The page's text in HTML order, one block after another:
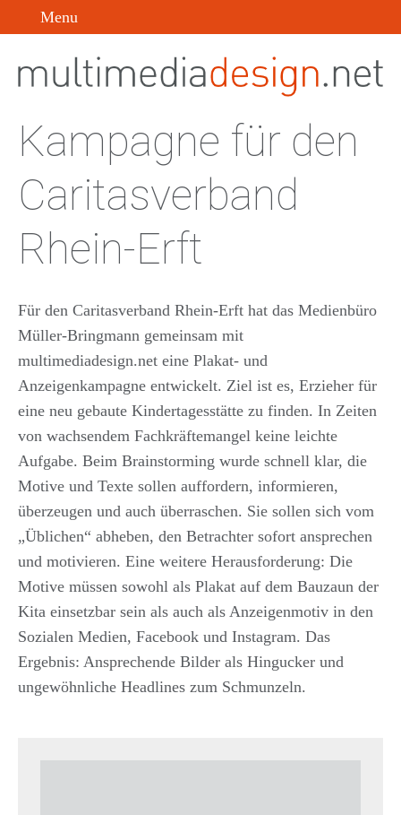
Menu
Kampagne für den
Caritasverband
Rhein-Erft
Für den Caritasverband Rhein-Erft hat das Medienbüro
Müller-Bringmann gemeinsam mit
multimediadesign.net eine Plakat- und
Anzeigenkampagne entwickelt. Ziel ist es, Erzieher für
eine neu gebaute Kindertagesstätte zu finden. In Zeiten
von wachsendem Fachkräftemangel keine leichte
Aufgabe. Beim Brainstorming wurde schnell klar, die
Motive und Texte sollen auffordern, informieren,
überzeugen und auch überraschen. Sie sollen sich vom
„Üblichen“ abheben, den Betrachter sofort ansprechen
und motivieren. Eine weitere Herausforderung: Die
Motive müssen sowohl als Plakat auf dem Bauzaun der
Kita einsetzbar sein als auch als Anzeigenmotiv in den
Sozialen Medien, Facebook und Instagram. Das
Ergebnis: Ansprechende Bilder als Hingucker und
ungewöhnliche Headlines zum Schmunzeln.